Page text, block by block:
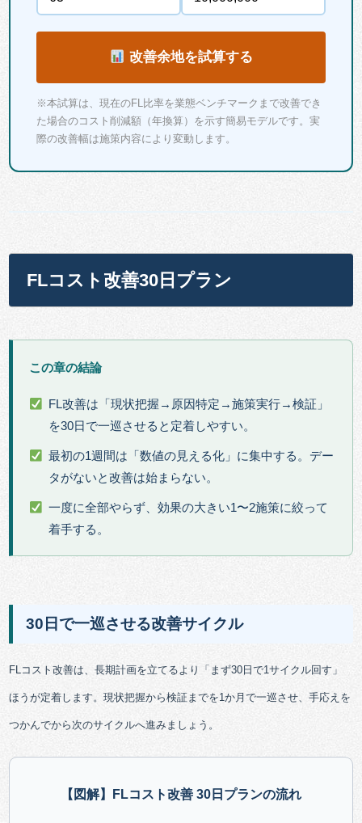
改善余地を試算する
※本試算は、現在のFL比率を業態ベンチマークまで改善でき
た場合のコスト削減額（年換算）を示す簡易モデルです。実
際の改善幅は施策内容により変動します。
FLコスト改善30日プラン
この章の結論
FL改善は「現状把握→原因特定→施策実行→検証」
を30日で一巡させると定着しやすい。
最初の1週間は「数値の見える化」に集中する。デー
タがないと改善は始まらない。
一度に全部やらず、効果の大きい1〜2施策に絞って
着手する。
30日で一巡させる改善サイクル
FLコスト改善は、長期計画を立てるより「まず30日で1サイクル回す」
ほうが定着します。現状把握から検証までを1か月で一巡させ、手応えを
つかんでから次のサイクルへ進みましょう。
【図解】FLコスト改善 30日プランの流れ